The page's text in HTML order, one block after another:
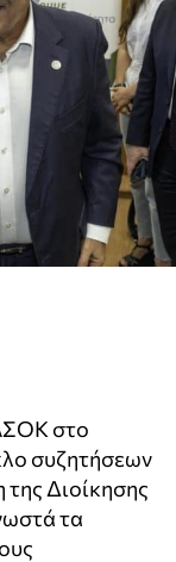
στο
συζητήσεων
Διοίκησης
τα